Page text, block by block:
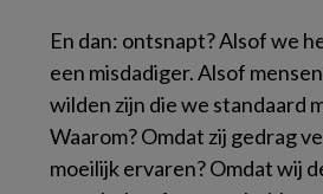
En dan: ontsnapt? Alsof we
een misdadiger. Alsof
wilden zijn die we standaard
Waarom? Omdat zij gedrag
moeilijk ervaren? Omdat wij